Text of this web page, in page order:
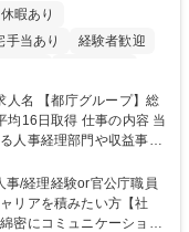
暇あり
手当あり
経験者歓迎
り
仕事の内容 当
人事経理部門や収益事業
お任せいたします。研修
業務詳細】■
係る管理業務 ■収益部
場の「イベントコーナ
事/経理経験or官公庁職員
リアを積みたい方【社
密にコミュニケーション